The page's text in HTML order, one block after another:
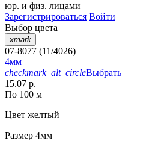
юр. и физ. лицами
Зарегистрироваться Войти
Выбор цвета
xmark
07-8077 (11/4026)
4мм
checkmark_alt_circleВыбрать
15.07 р.
По 100 м
Цвет желтый
Размер 4мм